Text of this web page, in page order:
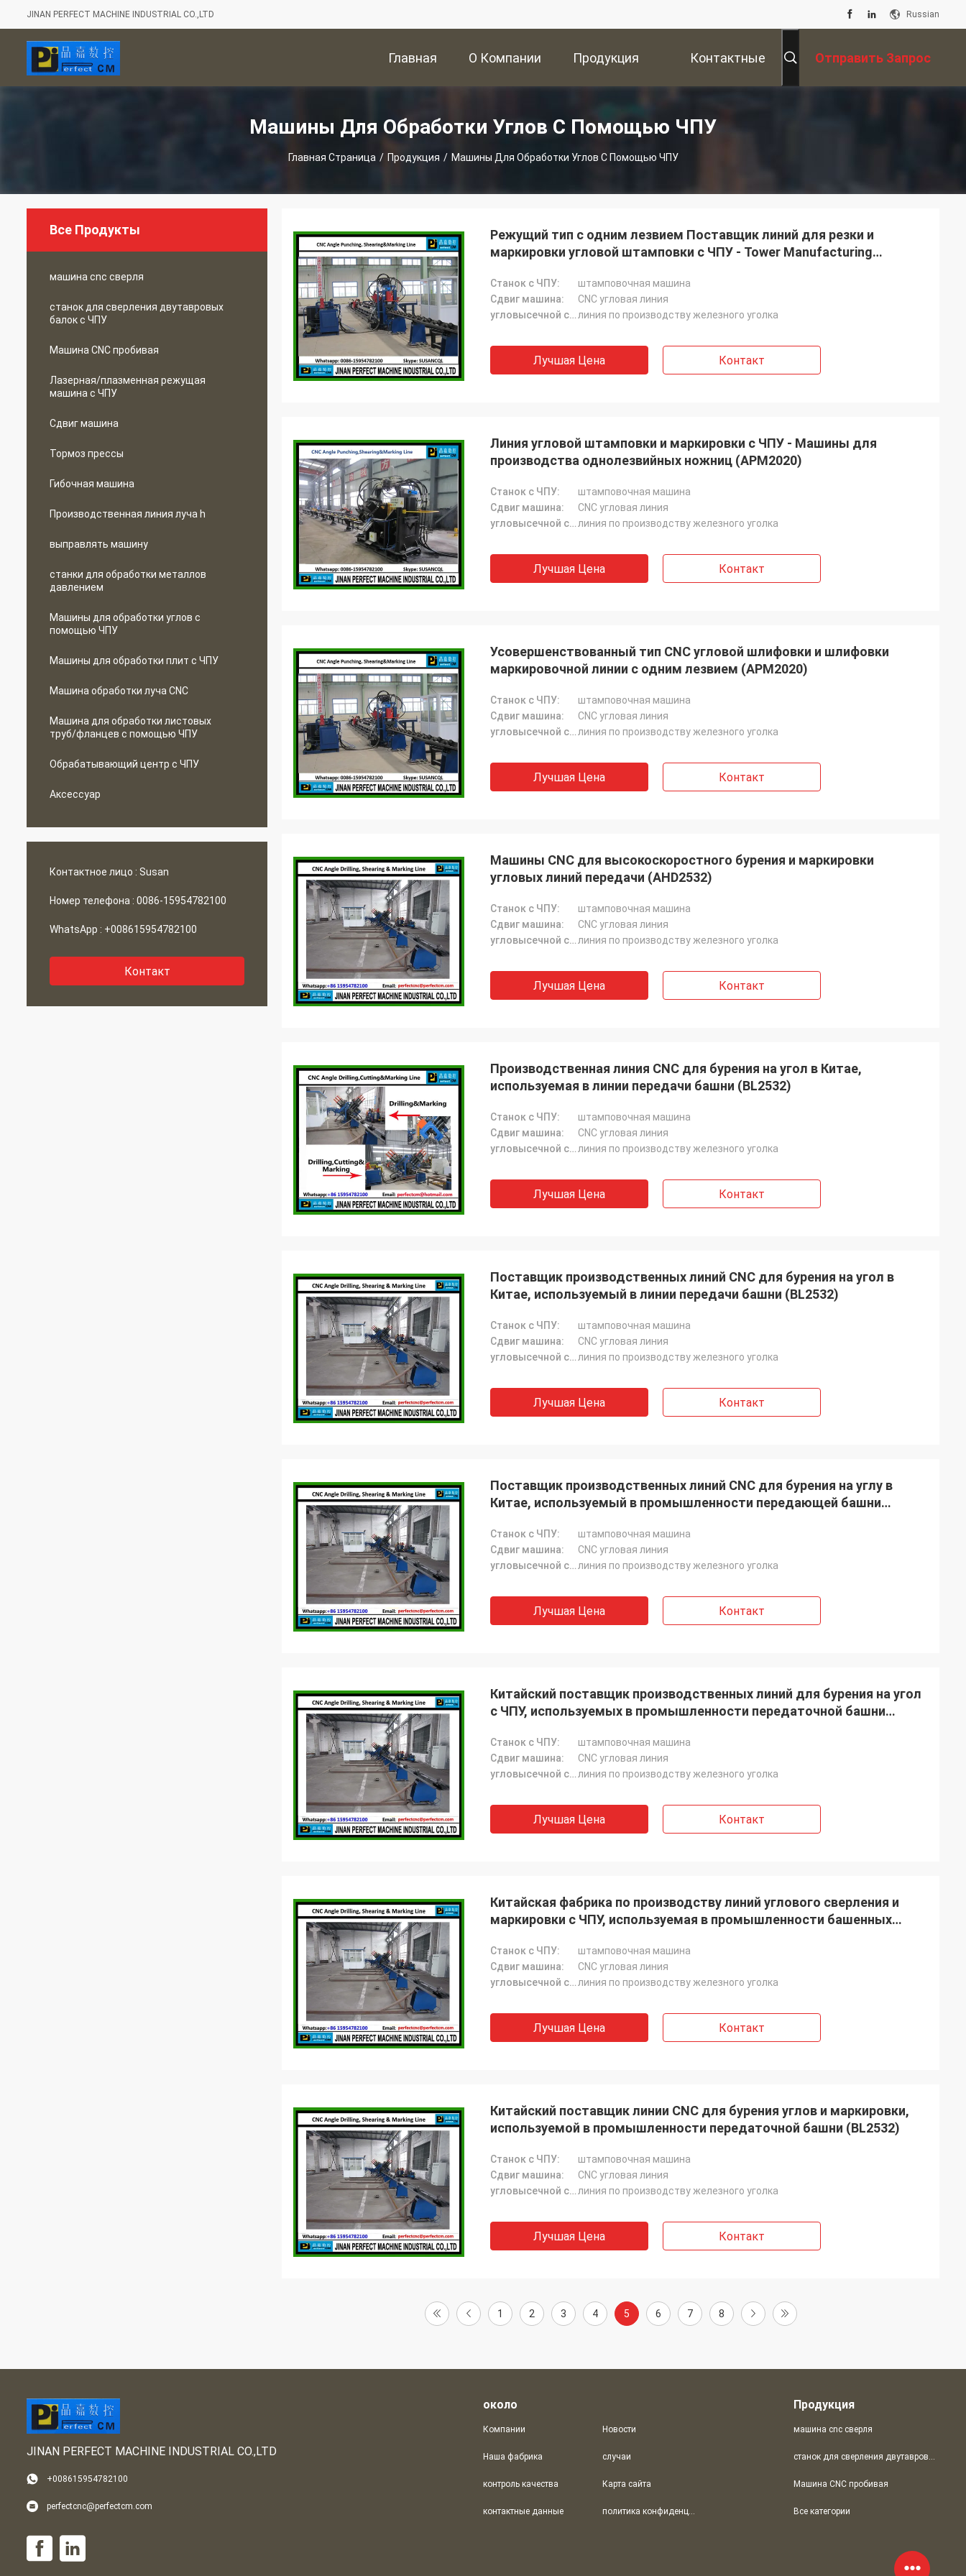
JINAN PERFECT MACHINE INDUSTRIAL CO.,LTD Russian
Главная
Страница
О Компании Продукция Контактные Отправить Запрос
Машины Для Обработки Углов С Помощью ЧПУ
Главная Страница / Продукция / Машины Для Обработки Углов С Помощью ЧПУ
Все Продукты
машина cnc сверля
станок для сверления двутавровых
балок с ЧПУ
Машина CNC пробивая
Лазерная/плазменная режущая
машина с ЧПУ
Сдвиг машина
Тормоз прессы
Гибочная машина
Производственная линия луча h
выправлять машину
станки для обработки металлов
давлением
Машины для обработки углов с
помощью ЧПУ
Машины для обработки плит с ЧПУ
Машина обработки луча CNC
Машина для обработки листовых
труб/фланцев с помощью ЧПУ
Обрабатывающий центр с ЧПУ
Аксессуар
Контактное лицо : Susan
Номер телефона : 0086-15954782100
WhatsApp : +008615954782100
Контакт
Режущий тип с одним лезвием Поставщик линий для резки и
маркировки угловой штамповки с ЧПУ - Tower Manufacturing
Станок с ЧПУ:
штамповочная машина
Сдвиг машина:
CNC угловая линия
угловысечной станок: линия по производству железного уголка
Лучшая Цена Контакт
Линия угловой штамповки и маркировки с ЧПУ - Машины для
производства однолезвийных ножниц (APM2020)
Станок с ЧПУ:
штамповочная машина
Сдвиг машина:
CNC угловая линия
угловысечной станок: линия по производству железного уголка
Лучшая Цена Контакт
Усовершенствованный тип CNC угловой шлифовки и шлифовки
маркировочной линии с одним лезвием (APM2020)
Станок с ЧПУ:
штамповочная машина
Сдвиг машина:
CNC угловая линия
угловысечной станок: линия по производству железного уголка
Лучшая Цена Контакт
Машины CNC для высокоскоростного бурения и маркировки
угловых линий передачи (AHD2532)
Станок с ЧПУ:
штамповочная машина
Сдвиг машина:
CNC угловая линия
угловысечной станок: линия по производству железного уголка
Лучшая Цена Контакт
Производственная линия CNC для бурения на угол в Китае,
используемая в линии передачи башни (BL2532)
Станок с ЧПУ:
штамповочная машина
Сдвиг машина:
CNC угловая линия
угловысечной станок: линия по производству железного уголка
Лучшая Цена Контакт
Поставщик производственных линий CNC для бурения на угол в
Китае, используемый в линии передачи башни (BL2532)
Станок с ЧПУ:
штамповочная машина
Сдвиг машина:
CNC угловая линия
угловысечной станок: линия по производству железного уголка
Лучшая Цена Контакт
Поставщик производственных линий CNC для бурения на углу в
Китае, используемый в промышленности передающей башни
Станок с ЧПУ:
штамповочная машина
Сдвиг машина:
CNC угловая линия
угловысечной станок: линия по производству железного уголка
Лучшая Цена Контакт
Китайский поставщик производственных линий для бурения на угол
с ЧПУ, используемых в промышленности передаточной башни
Станок с ЧПУ:
штамповочная машина
Сдвиг машина:
CNC угловая линия
угловысечной станок: линия по производству железного уголка
Лучшая Цена Контакт
Китайская фабрика по производству линий углового сверления и
маркировки с ЧПУ, используемая в промышленности башенных
Станок с ЧПУ:
штамповочная машина
Сдвиг машина:
CNC угловая линия
угловысечной станок: линия по производству железного уголка
Лучшая Цена Контакт
Китайский поставщик линии CNC для бурения углов и маркировки,
используемой в промышленности передаточной башни (BL2532)
Станок с ЧПУ:
штамповочная машина
Сдвиг машина:
CNC угловая линия
угловысечной станок: линия по производству железного уголка
Лучшая Цена Контакт
1 2 3 4 5 6 7 8
JINAN PERFECT MACHINE INDUSTRIAL CO.,LTD
+008615954782100
perfectcnc@perfectcm.com
около
Компании
Наша фабрика
контроль качества
контактные данные
Новости
случаи
Карта сайта
политика конфиденциальности
Продукция
машина cnc сверля
станок для сверления двутавровых балок с ЧПУ
Машина CNC пробивая
Все категории